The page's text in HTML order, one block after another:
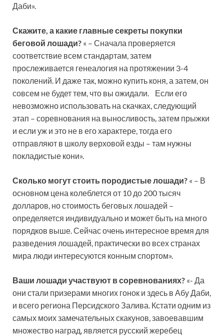
Даби».
Скажите, а какие главные секреты покупки
беговой лошади? « – Сначала проверяется
соответствие всем стандартам, затем
прослеживается генеалогия на протяжении 3-4
поколений. И даже так, можно купить коня, а затем, он
совсем не будет тем, что вы ожидали. Если его
невозможно использовать на скачках, следующий
этап – соревнования на выносливость, затем прыжки
и если уж и это не в его характере, тогда его
отправляют в школу верховой езды – там нужны
покладистые кони».
Сколько могут стоить породистые лошади? « – В
основном цена колеблется от 10 до 200 тысяч
долларов, но стоимость беговых лошадей –
определяется индивидуально и может быть на много
порядков выше. Сейчас очень интересное время для
разведения лошадей, практически во всех странах
мира люди интересуются конным спортом».
Ваши лошади участвуют в соревнованиях? «- Да
они стали призерами многих гонок и здесь в Абу Даби,
и всего региона Персидского Залива. Кстати одним из
самых моих замечательных скакунов, завоевавшим
множество наград, является русский жеребец